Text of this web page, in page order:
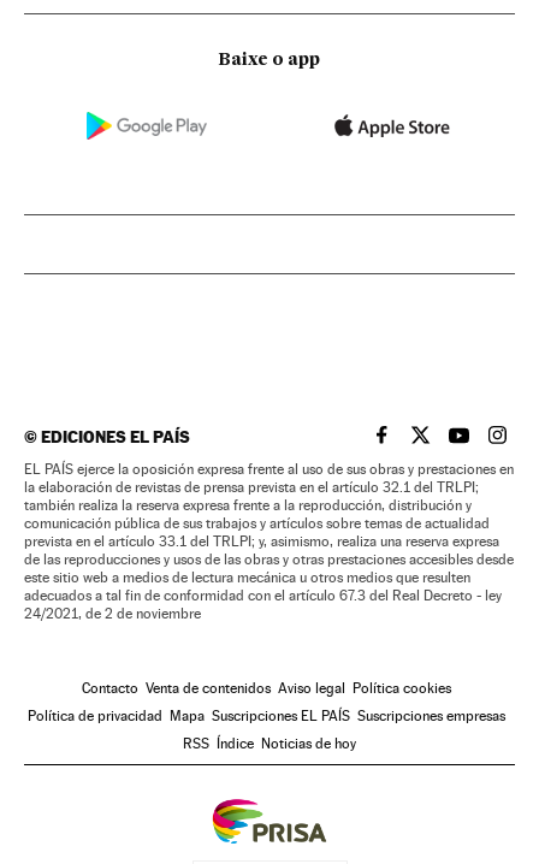
Baixe o app
©EDICIONES EL PAÍS EL PAÍS BRASIL EN
EL PAÍSEL PAÍS
EL
EL PAÍS ejerce la oposición expresa frente al uso de sus obras y prestaciones en
la elaboración de revistas de prensa prevista en el artículo 32.1 del TRLPI;
también realiza la reserva expresa frente a la reproducción, distribución y
comunicación pública de sus trabajos y artículos sobre temas de actualidad
prevista en el artículo 33.1 del TRLPI; y, asimismo, realiza una reserva expresa
de las reproducciones y usos de las obras y otras prestaciones accesibles desde
este sitio web a medios de lectura mecánica u otros medios que resulten
adecuados a tal fin de conformidad con el artículo 67.3 del Real Decreto - ley
24/2021, de 2 de noviembre
Contacto Venta de contenidos Aviso legal
Política cookies
Política de privacidad
Mapa Suscripciones EL PAÍS Suscripciones empresas
RSS
Índice Noticias de hoy